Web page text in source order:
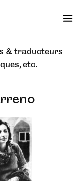
& traducteurs
etc.